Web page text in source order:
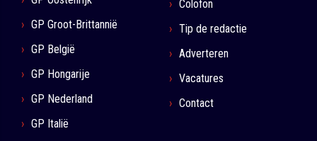
GP Groot-Brittannië
GP België
GP Hongarije
GP Nederland
GP Italië
Colofon
Tip de redactie
Adverteren
Vacatures
Contact